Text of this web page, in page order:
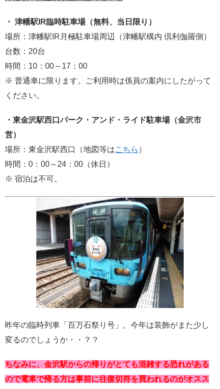
・ 津幡駅IR臨時駐車場（無料、当日限り）
場所：津幡駅IR月極駐車場周辺（津幡駅構内 倶利伽羅側）
台数：20台
時間：10：00～17：00
※ 普通車に限ります。ご利用時は係員の案内にしたがって
ください。
・東金沢駅西口パーク・アンド・ライド駐車場（金沢市
営）
場所：東金沢駅西口（地図等はこちら ）
時間：0：00～24：00（休日）
※ 宿泊は不可。
昨年の臨時列車「百万石祭り号」。今年は装飾がまた少し
変るのでしょうか・・？？
ちなみに、金沢駅からの帰りがとても混雑する恐れがある
ので電車で帰る方は事前に往復切符を買われるのがオスス